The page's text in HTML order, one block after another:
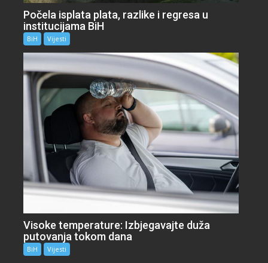
Počela isplata plata, razlike i regresa u
institucijama BiH
BiH Vijesti
Visoke temperature: Izbjegavajte duža
putovanja tokom dana
BiH Vijesti